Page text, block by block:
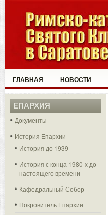
ГЛАВНАЯ НОВОСТИ
ЕПАРХИЯ
Документы
История Епархии
История до 1939
История с конца 1980-х до
настоящего времени
Кафедральный Собор
Покровитель Епархии